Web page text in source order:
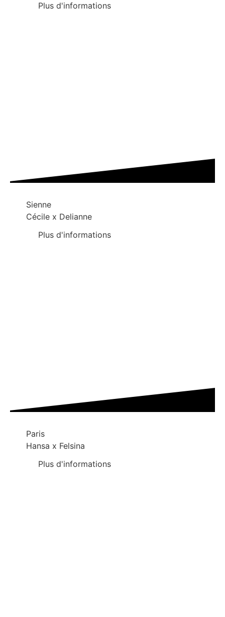
Plus d'informations
Sienne
Cécile x Delianne
Plus d'informations
Paris
Hansa x Felsina
Plus d'informations